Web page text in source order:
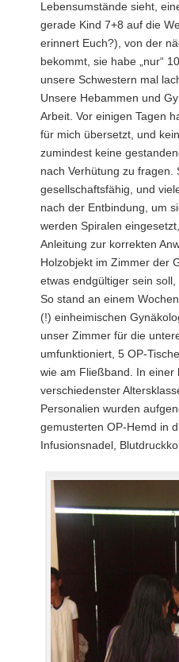
Lebensumstände sieht,
gerade Kind 7+8 auf die
erinnert Euch?), von der
bekommt, sie habe „nur“
unsere Schwestern mal
Unsere Hebammen und
Arbeit. Vor einigen Tagen
für mich übersetzt, und
zumindest keine
nach Verhütung zu
gesellschaftsfähig, und
nach der Entbindung, um
werden Spiralen
Anleitung zur korrekten
Holzobjekt im Zimmer der
etwas endgültiger sein
So stand an einem
(!) einheimischen
unser Zimmer für die
umfunktioniert, 5 OP-
wie am Fließband. In einer
verschiedenster
Personalien wurden
gemusterten OP-Hemd in
Infusionsnadel,